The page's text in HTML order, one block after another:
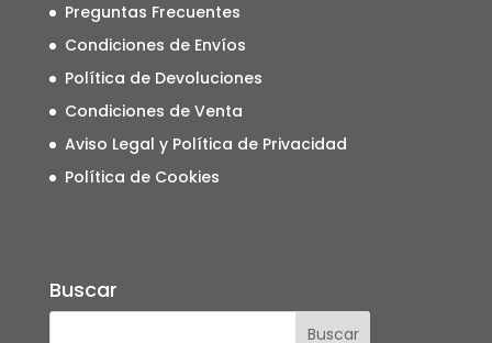
Preguntas Frecuentes
Condiciones de Envíos
Política de Devoluciones
Condiciones de Venta
Aviso Legal y Política de Privacidad
Política de Cookies
Buscar